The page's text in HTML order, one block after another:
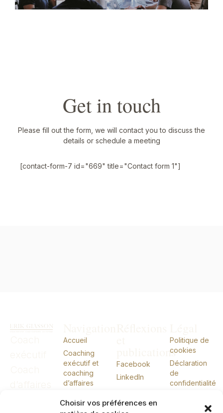
Choisir vos préférences en
Get in touch
Please fill out the form, we will contact you to discuss the
details or schedule a meeting
[contact-form-7 id="669" title="Contact form 1"]
Accueil
Coaching
exécutif et
coaching
d’affaires
À propos
publications
Facebook
LinkedIn
Politique de
cookies
Déclaration
de
confidentialité